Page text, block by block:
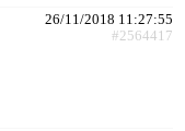
26/11/2018 11:27:55
#2564417